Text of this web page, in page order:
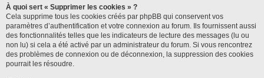
À quoi sert « Supprimer les cookies » ?
Cela supprime tous les cookies créés par phpBB qui conservent vos
paramètres d’authentification et votre connexion au forum. Ils fournissent aussi
des fonctionnalités telles que les indicateurs de lecture des messages (lu ou
non lu) si cela a été activé par un administrateur du forum. Si vous rencontrez
des problèmes de connexion ou de déconnexion, la suppression des cookies
pourrait les résoudre.